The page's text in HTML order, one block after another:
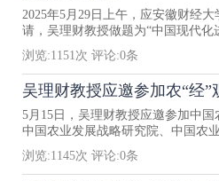
2025年5月29日上午，应安徽财经
请，吴理财教授做题为“中国现代化
浏览:1151次 评论:0条
吴理财教授应邀参加农“经”
5月15日，吴理财教授应邀参加中国
中国农业发展战略研究院、中国农
浏览:1145次 评论:0条